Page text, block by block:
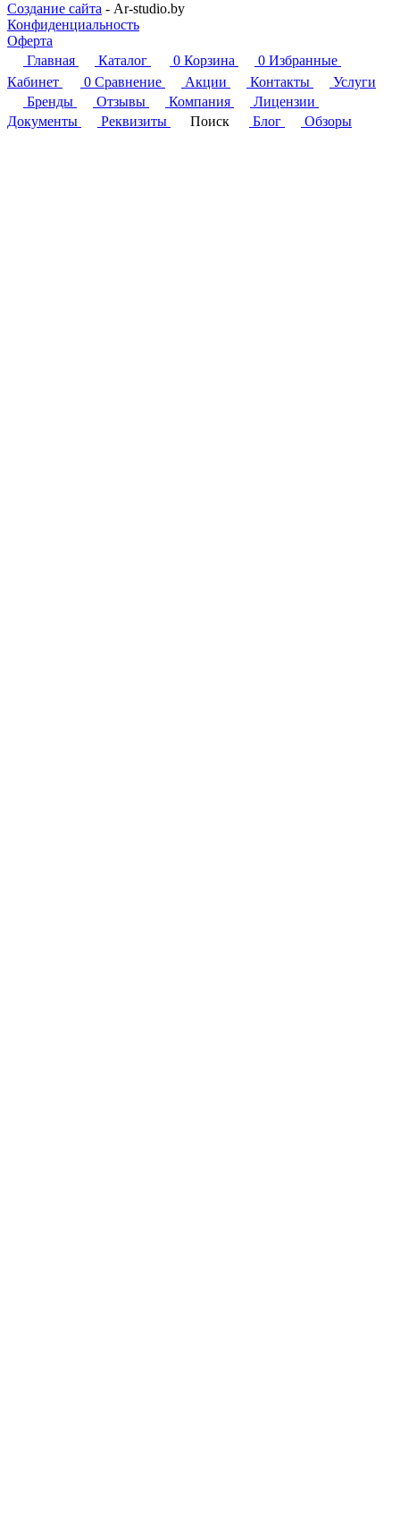
Создание сайта - Ar-studio.by
Конфиденциальность
Оферта
Главная
Каталог 0 Корзина 0 Избранные
Кабинет
0 Сравнение Акции Контакты
Услуги
Бренды
Отзывы Компания
Лицензии
Документы
Реквизиты Поиск Блог Обзоры